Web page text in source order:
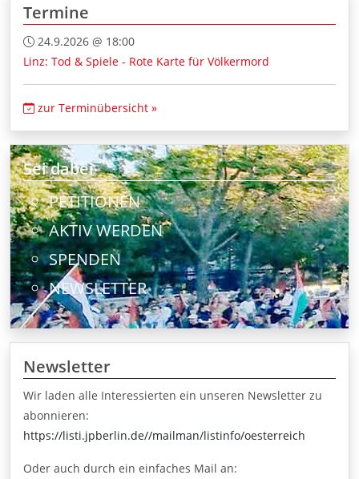
Termine
24.9.2026 @ 18:00
Linz: Tod & Spiele - Rote Karte für Völkermord
zur Terminübersicht »
Sei dabei
PETITIONEN
AKTIV WERDEN
SPENDEN
NEWSLETTER
Newsletter
Wir laden alle Interessierten ein unseren Newsletter zu
abonnieren:
https://listi.jpberlin.de//mailman/listinfo/oesterreich
Oder auch durch ein einfaches Mail an: